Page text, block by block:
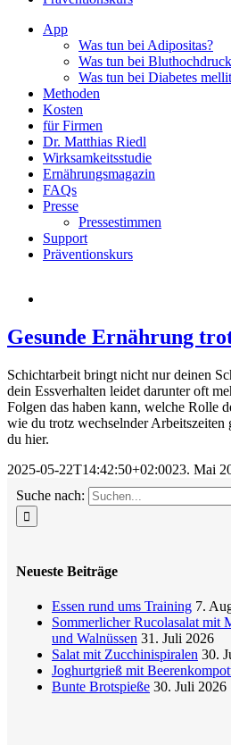
App
Was tun bei Adipositas?
Was tun bei
Was tun bei Diabetes
Methoden
Kosten
für Firmen
Dr. Matthias Riedl
Wirksamkeitsstudie
Ernährungsmagazin
FAQs
Presse
Pressestimmen
Support
Präventionskurs
Gesunde Ernährung
Schichtarbeit bringt nicht nur deinen
dein Essverhalten leidet darunter oft
Folgen das haben kann, welche Rolle
wie du trotz wechselnder Arbeitszeiten
du hier.
2025-05-22T14:42:50+02:0023. Mai
Suche nach:
Neueste Beiträge
Essen rund ums Training 7.
Sommerlicher Rucolasalat mit
und Walnüssen 31. Juli 2026
Salat mit Zucchinispiralen 30.
Joghurtgrieß mit
Bunte Brotspieße 30. Juli 2026